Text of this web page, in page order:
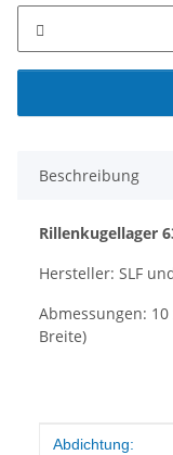
Beschreibung
Rillenkugellager
Hersteller: SLF
Abmessungen:
Breite)
Wert
Abdichtung: